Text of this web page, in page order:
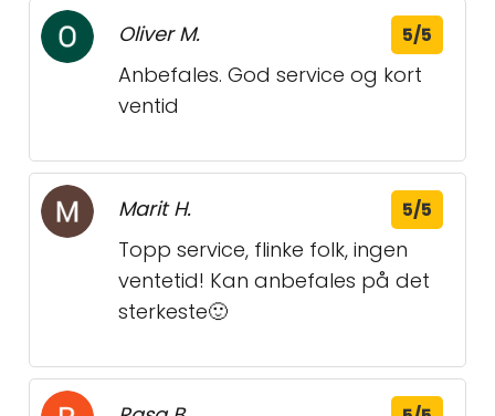
Oliver M. 5/5
Anbefales. God service og kort
ventid
Marit H. 5/5
Topp service, flinke folk, ingen
ventetid! Kan anbefales på det
sterkeste🙂